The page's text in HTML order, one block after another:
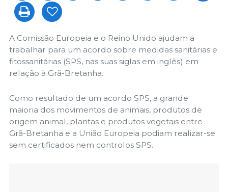
A Comissão Europeia e o Reino Unido ajudam a
trabalhar para um acordo sobre medidas sanitárias e
fitossanitárias (SPS, nas suas siglas em inglês) em
relação à Grã-Bretanha.
Como resultado de um acordo SPS, a grande
maioria dos movimentos de animais, produtos de
origem animal, plantas e produtos vegetais entre
Grã-Bretanha e a União Europeia podiam realizar-se
sem certificados nem controlos SPS.